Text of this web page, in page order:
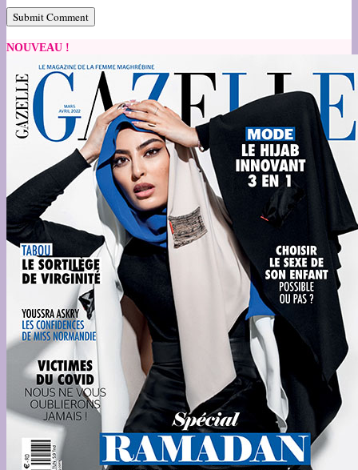
NOUVEAU !